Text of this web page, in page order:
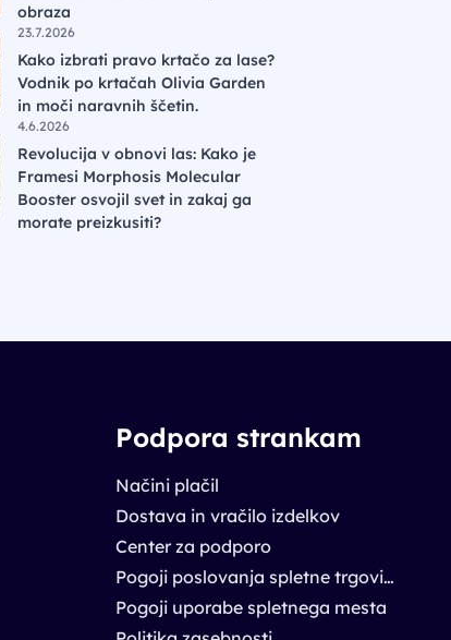
obraza
23.7.2026
Kako izbrati pravo krtačo za lase?
Vodnik po krtačah Olivia Garden
in moči naravnih ščetin.
4.6.2026
Revolucija v obnovi las: Kako je
Framesi Morphosis Molecular
Booster osvojil svet in zakaj ga
morate preizkusiti?
Podpora strankam
Načini plačil
Dostava in vračilo izdelkov
Center za podporo
Pogoji poslovanja spletne trgovine
Pogoji uporabe spletnega mesta